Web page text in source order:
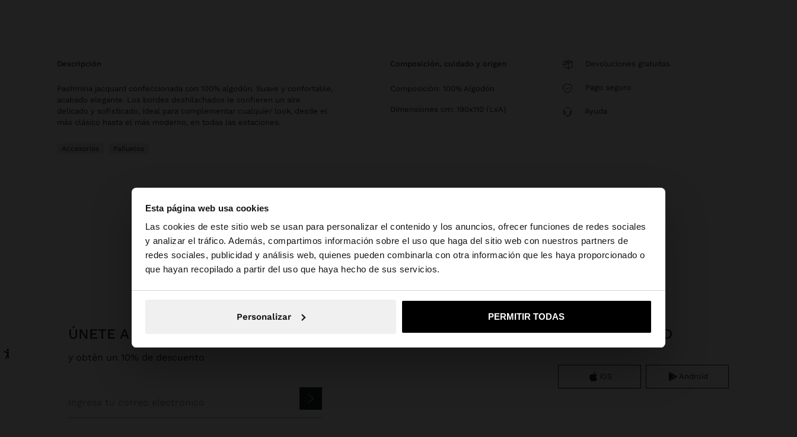
Esta página web usa cookies
Las cookies de este sitio web se usan para personalizar el contenido y los anuncios, ofrecer funciones de redes sociales
y analizar el tráfico. Además, compartimos información sobre el uso que haga del sitio web con nuestros partners de
redes sociales, publicidad y análisis web, quienes pueden combinarla con otra información que les haya proporcionado o
que hayan recopilado a partir del uso que haya hecho de sus servicios.
Personalizar PERMITIR TODAS
hola ×
Estás accediendo a la web de España. ¿Quieres ir a la web de United States?
No, continuar en la web de España Sí, llévame a United States
descripción
Pashmina jacquard confeccionada con 100% algodón. Suave y confortable,
acabado elegante. Los bordes deshilachados le confieren un aire
delicado y sofisticado, ideal para complementar cualquier look, desde el
más clásico hasta el más moderno, en todas las estaciones.
Accesorios Pañuelos
composición, cuidado y origen
Composición: 100% Algodón
Dimensiones cm: 190x110 (LxA)
Devoluciones gratuitas
Pago seguro
Ayuda
Parfois Accesorios Pañuelos pashmina jacquard 100% algodón
ÚNETE A NUESTRA NEWSLETTER
y obtén un 10% de descuento
APP DOWNLOAD
iOS Android